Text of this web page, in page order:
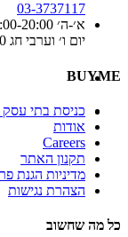
03-3737117
א׳-ה׳ 9:00-20:00
יום ו׳ וערבי חג 9:00-15:00
BUYME
כניסת בתי
אודות
Careers
תקנון האתר
מדיניות הגנת
הצהרת נגישות
כל מה שחשוב